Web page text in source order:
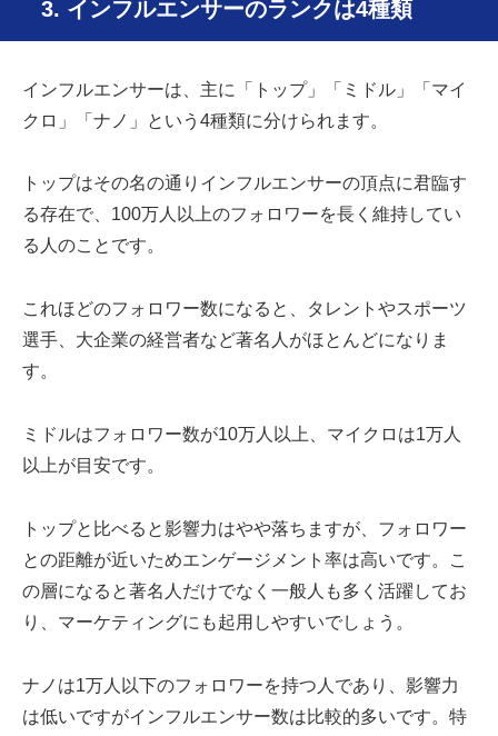
3. インフルエンサーのランクは4種類
インフルエンサーは、主に「トップ」「ミドル」「マイ
クロ」「ナノ」という4種類に分けられます。
トップはその名の通りインフルエンサーの頂点に君臨す
る存在で、100万人以上のフォロワーを長く維持してい
る人のことです。
これほどのフォロワー数になると、タレントやスポーツ
選手、大企業の経営者など著名人がほとんどになりま
す。
ミドルはフォロワー数が10万人以上、マイクロは1万人
以上が目安です。
トップと比べると影響力はやや落ちますが、フォロワー
との距離が近いためエンゲージメント率は高いです。こ
の層になると著名人だけでなく一般人も多く活躍してお
り、マーケティングにも起用しやすいでしょう。
ナノは1万人以下のフォロワーを持つ人であり、影響力
は低いですがインフルエンサー数は比較的多いです。特